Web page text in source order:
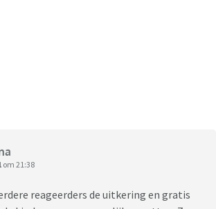
om 21:38
reageerders de uitkering en gratis